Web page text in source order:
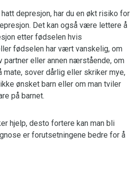
depresjon, har du en økt risiko for
Det kan også være lettere å
etter fødselen hvis
fødselen har vært vanskelig, om
partner eller annen nærstående, om
mate, sover dårlig eller skriker mye,
ønsket barn eller om man tviler
på barnet.
hjelp, desto fortere kan man bli
er forutsetningene bedre for å